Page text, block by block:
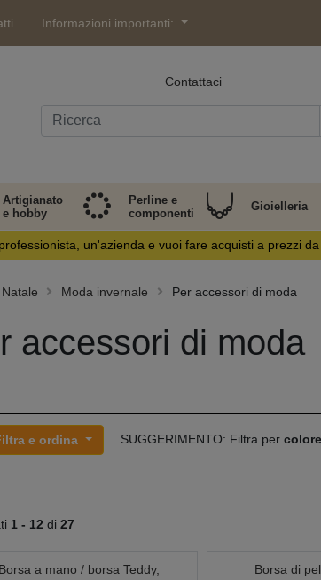
Informazioni importanti:
Contattaci
Artigianato
e hobby
Perline e
componenti
Gioielleria
un'azienda e vuoi fare acquisti a prezzi
Natale Moda invernale Per accessori di moda
accessori di moda
e ordina SUGGERIMENTO: Filtra per
1 - 12 di 27
a mano / borsa Teddy,
Borsa di